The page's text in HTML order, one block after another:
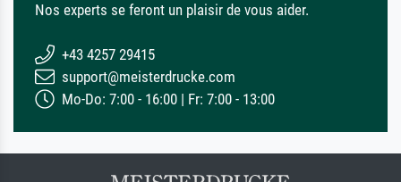
Nos experts se feront un plaisir de vous aider.
+43 4257 29415
support@meisterdrucke.com
Mo-Do: 7:00 - 16:00 | Fr: 7:00 - 13:00